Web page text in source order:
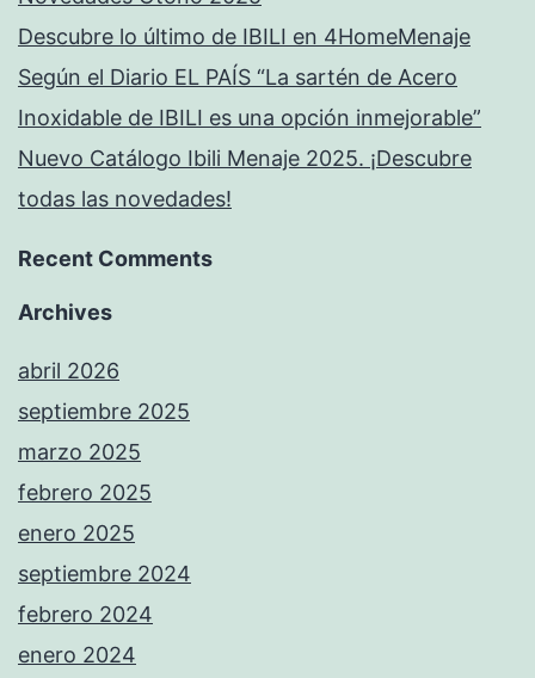
Descubre lo último de IBILI en 4HomeMenaje
Según el Diario EL PAÍS “La sartén de Acero
Inoxidable de IBILI es una opción inmejorable”
Nuevo Catálogo Ibili Menaje 2025. ¡Descubre
todas las novedades!
Recent Comments
Archives
abril 2026
septiembre 2025
marzo 2025
febrero 2025
enero 2025
septiembre 2024
febrero 2024
enero 2024